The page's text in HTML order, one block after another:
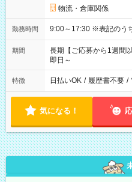
物流・倉庫関係
勤務時間 9:00～17:30 ※
期間
長期【ご応募から1週間
即日～
特徴 日払いOK / 履歴書不要 /
気になる！